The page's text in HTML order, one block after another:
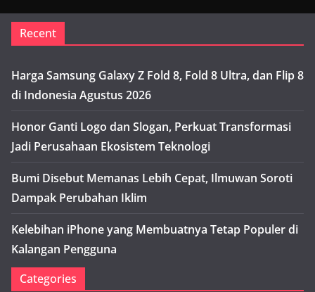
Recent
Harga Samsung Galaxy Z Fold 8, Fold 8 Ultra, dan Flip 8
di Indonesia Agustus 2026
Honor Ganti Logo dan Slogan, Perkuat Transformasi
Jadi Perusahaan Ekosistem Teknologi
Bumi Disebut Memanas Lebih Cepat, Ilmuwan Soroti
Dampak Perubahan Iklim
Kelebihan iPhone yang Membuatnya Tetap Populer di
Kalangan Pengguna
Categories